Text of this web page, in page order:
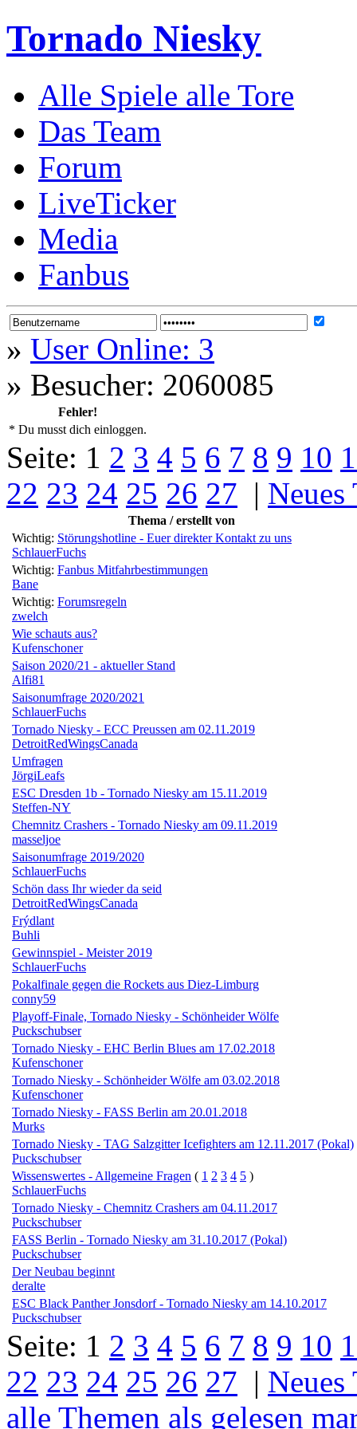
Tornado Niesky
Alle Spiele alle Tore
Das Team
Forum
LiveTicker
Media
Fanbus
» User Online: 3
» Besucher: 2060085
Fehler!
* Du musst dich einloggen.
Seite: 1 2 3 4 5 6 7 8 9 10
22 23 24 25 26 27 | Neues
Thema / erstellt von
Wichtig: Störungshotline - Euer direkter Kontakt zu uns
SchlauerFuchs
Wichtig: Fanbus Mitfahrbestimmungen
Bane
Wichtig: Forumsregeln
zwelch
Wie schauts aus?
Kufenschoner
Saison 2020/21 - aktueller Stand
Alfi81
Saisonumfrage 2020/2021
SchlauerFuchs
Tornado Niesky - ECC Preussen am 02.11.2019
DetroitRedWingsCanada
Umfragen
JörgiLeafs
ESC Dresden 1b - Tornado Niesky am 15.11.2019
Steffen-NY
Chemnitz Crashers - Tornado Niesky am 09.11.2019
masseljoe
Saisonumfrage 2019/2020
SchlauerFuchs
Schön dass Ihr wieder da seid
DetroitRedWingsCanada
Frýdlant
Buhli
Gewinnspiel - Meister 2019
SchlauerFuchs
Pokalfinale gegen die Rockets aus Diez-Limburg
conny59
Playoff-Finale, Tornado Niesky - Schönheider Wölfe
Puckschubser
Tornado Niesky - EHC Berlin Blues am 17.02.2018
Kufenschoner
Tornado Niesky - Schönheider Wölfe am 03.02.2018
Kufenschoner
Tornado Niesky - FASS Berlin am 20.01.2018
Murks
Tornado Niesky - TAG Salzgitter Icefighters am 12.11.2017 (Pokal)
Puckschubser
Wissenswertes - Allgemeine Fragen ( 1 2 3 4 5 )
SchlauerFuchs
Tornado Niesky - Chemnitz Crashers am 04.11.2017
Puckschubser
FASS Berlin - Tornado Niesky am 31.10.2017 (Pokal)
Puckschubser
Der Neubau beginnt
deralte
ESC Black Panther Jonsdorf - Tornado Niesky am 14.10.2017
Puckschubser
Seite: 1 2 3 4 5 6 7 8 9 10
22 23 24 25 26 27 | Neues
alle Themen als gelesen